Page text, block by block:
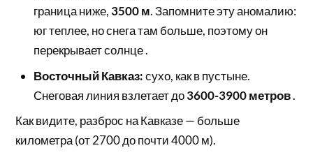
граница ниже, 3500 м. Запомните эту аномалию:
юг теплее, но снега там больше, поэтому он
перекрывает солнце .
Восточный Кавказ:сухо, как в пустыне.
Снеговая линия взлетает до3600-3900 метров.
Как видите, разброс на Кавказе — больше
километра (от 2700 до почти 4000 м).